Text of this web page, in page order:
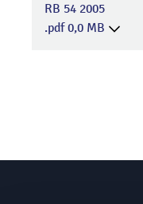
RB 54 2005
.pdf 0,0 MB